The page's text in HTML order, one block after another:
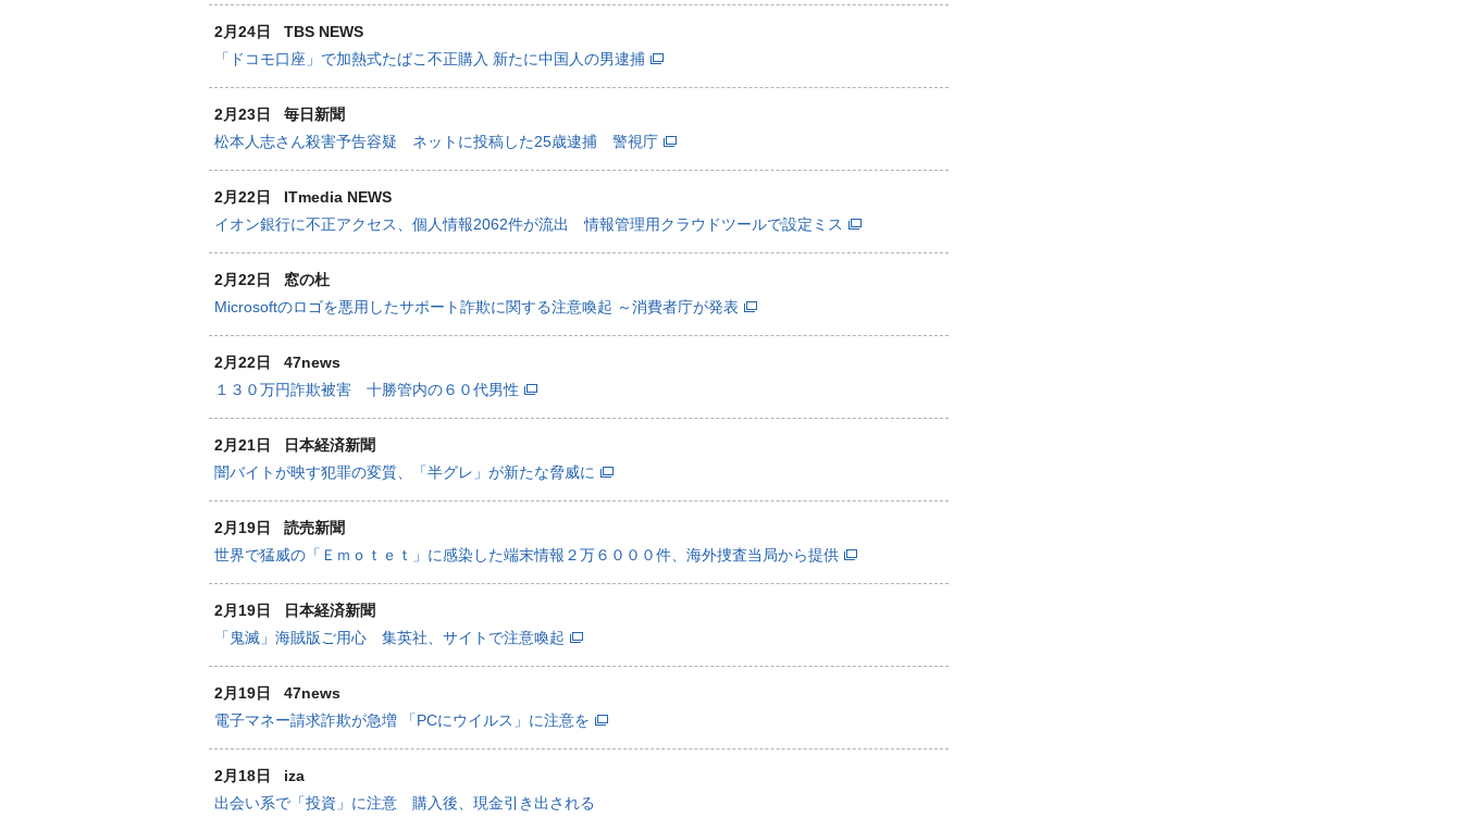
2月24日
TBS NEWS
「ドコモ口座」で加熱式たばこ不正購入 新たに中国人の男逮捕
2月23日
毎日新聞
松本人志さん殺害予告容疑 ネットに投稿した25歳逮捕 警視庁
2月22日
ITmedia NEWS
イオン銀行に不正アクセス、個人情報2062件が流出 情報管理用クラウドツールで設定ミス
2月22日
窓の杜
Microsoftのロゴを悪用したサポート詐欺に関する注意喚起 ～消費者庁が発表
2月22日
47news
１３０万円詐欺被害 十勝管内の６０代男性
2月21日
日本経済新聞
闇バイトが映す犯罪の変質、「半グレ」が新たな脅威に
2月19日
読売新聞
世界で猛威の「Ｅｍｏｔｅｔ」に感染した端末情報２万６０００件、海外捜査当局から提供
2月19日
日本経済新聞
「鬼滅」海賊版ご用心 集英社、サイトで注意喚起
2月19日
47news
電子マネー請求詐欺が急増 「PCにウイルス」に注意を
2月18日
iza
出会い系で「投資」に注意 購入後、現金引き出される